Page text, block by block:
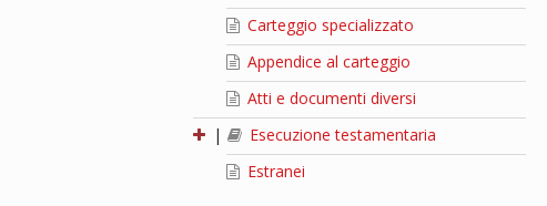
Carteggio specializzato
Appendice al carteggio
Atti e documenti diversi
|
Esecuzione testamentaria
Estranei